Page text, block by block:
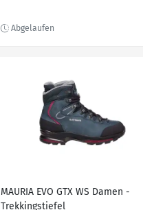
MAURIA EVO GTX WS Damen -
Trekkingstiefel